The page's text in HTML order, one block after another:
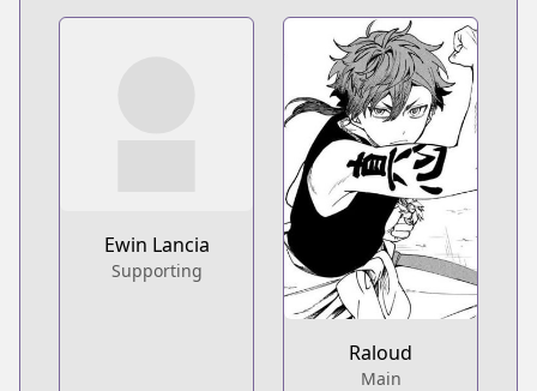
Raloud
Main
Ewin Lancia
Supporting